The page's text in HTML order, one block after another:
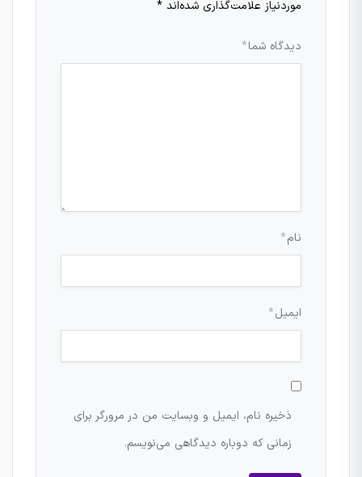
موردنیاز علامت‌گذاری شده‌اند *
دیدگاه شما*
نام*
ایمیل*
ذخیره نام، ایمیل و وبسایت من در مرورگر برای
زمانی که دوباره دیدگاهی می‌نویسم.